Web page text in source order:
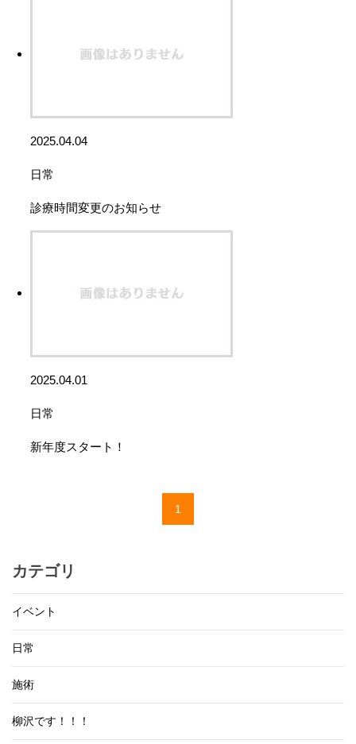
2025.04.04
日常
診療時間変更のお知らせ
2025.04.01
日常
新年度スタート！
1
カテゴリ
イベント
日常
施術
柳沢です！！！